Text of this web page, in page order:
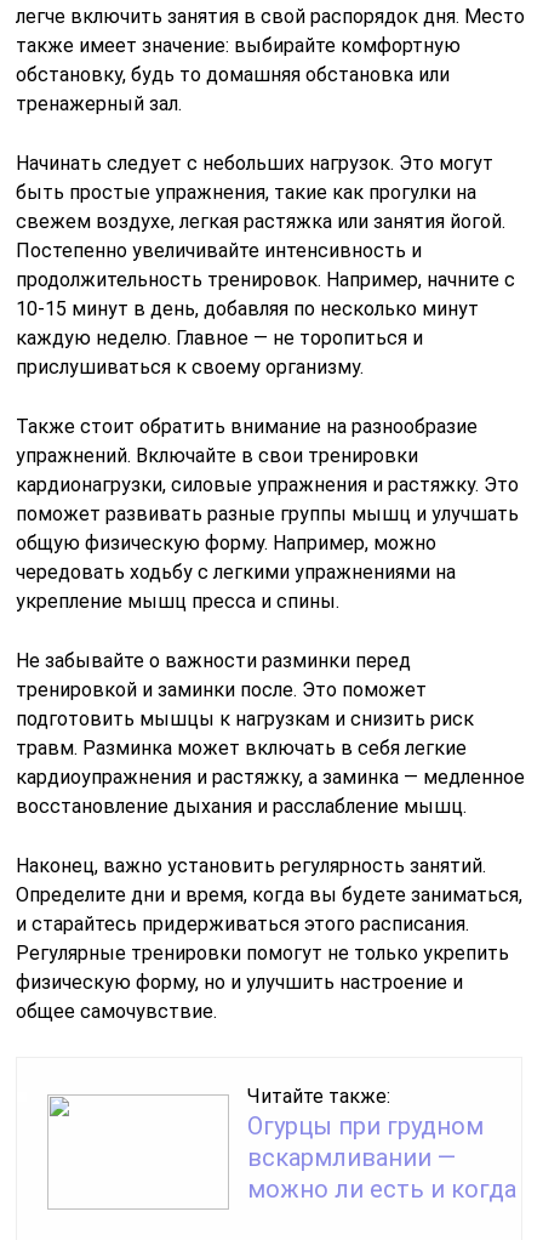
легче включить занятия в свой распорядок дня. Место
также имеет значение: выбирайте комфортную
обстановку, будь то домашняя обстановка или
тренажерный зал.
Начинать следует с небольших нагрузок. Это могут
быть простые упражнения, такие как прогулки на
свежем воздухе, легкая растяжка или занятия йогой.
Постепенно увеличивайте интенсивность и
продолжительность тренировок. Например, начните с
10-15 минут в день, добавляя по несколько минут
каждую неделю. Главное — не торопиться и
прислушиваться к своему организму.
Также стоит обратить внимание на разнообразие
упражнений. Включайте в свои тренировки
кардионагрузки, силовые упражнения и растяжку. Это
поможет развивать разные группы мышц и улучшать
общую физическую форму. Например, можно
чередовать ходьбу с легкими упражнениями на
укрепление мышц пресса и спины.
Не забывайте о важности разминки перед
тренировкой и заминки после. Это поможет
подготовить мышцы к нагрузкам и снизить риск
травм. Разминка может включать в себя легкие
кардиоупражнения и растяжку, а заминка — медленное
восстановление дыхания и расслабление мышц.
Наконец, важно установить регулярность занятий.
Определите дни и время, когда вы будете заниматься,
и старайтесь придерживаться этого расписания.
Регулярные тренировки помогут не только укрепить
физическую форму, но и улучшить настроение и
общее самочувствие.
Читайте также:
Огурцы при грудном
вскармливании —
можно ли есть и когда